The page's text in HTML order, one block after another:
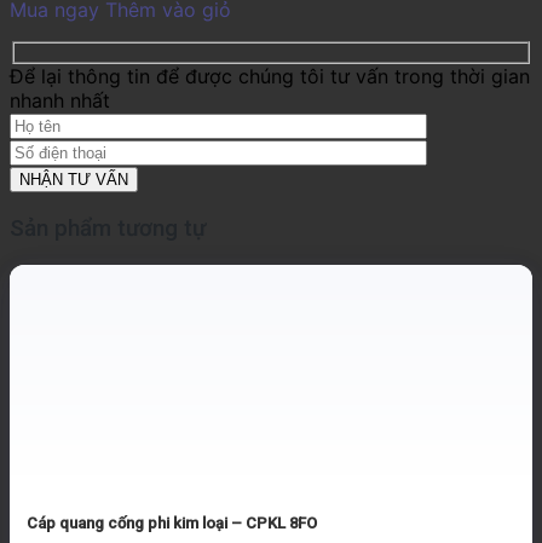
Mua ngay Thêm vào giỏ
Để lại thông tin để được chúng tôi tư vấn trong thời gian
nhanh nhất
Cáp quang cống phi kim loại – CPKL 8FO